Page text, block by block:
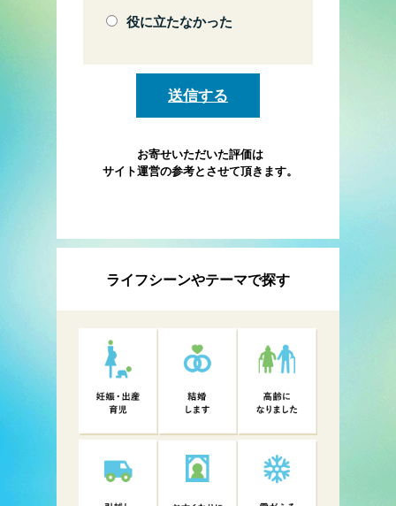
役に立たなかった
お寄せいただいた評価は
サイト運営の参考とさせて頂きます。
ライフシーンやテーマで探す